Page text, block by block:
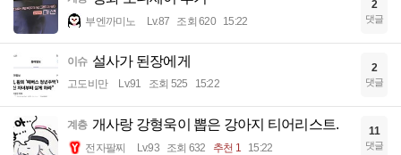
부엔까미노 Lv.87 조회 620 15:22
2
댓글
이슈 설사가 된장에게
고도비만 Lv.91 조회 525 15:22
2
댓글
계층 개사랑 강형욱이 뽑은 강아지 티어리스트.
전자팔찌 Lv.93 조회 632 추천 1 15:22
11
댓글